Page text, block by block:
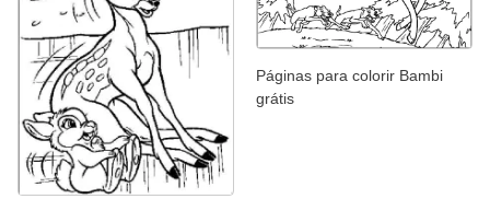
Páginas para colorir Bambi
grátis